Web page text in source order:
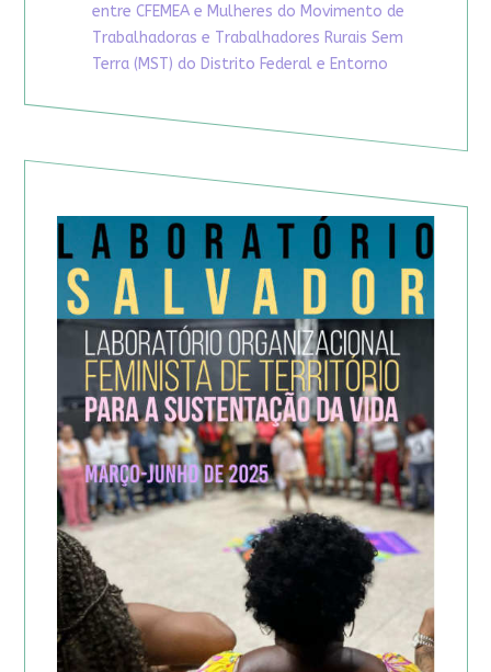
entre CFEMEA e Mulheres do Movimento de
Trabalhadoras e Trabalhadores Rurais Sem
Terra (MST) do Distrito Federal e Entorno